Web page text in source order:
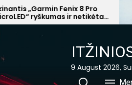
Skip
to
„Garmin Fenix 8 Pro
ryškumas ir netikėta
prabanga
9 August 2026,